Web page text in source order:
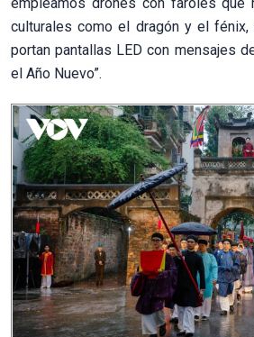
culturales como el dragón y el
portan pantallas LED con mensajes
el Año Nuevo”.